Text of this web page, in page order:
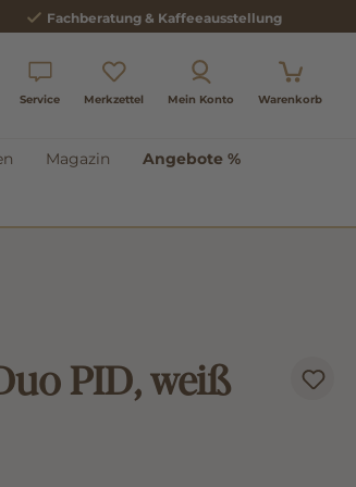
Fachberatung & Kaffeeausstellung
Service Merkzettel Mein Konto Warenkorb
Magazin Angebote %
PID, weiß